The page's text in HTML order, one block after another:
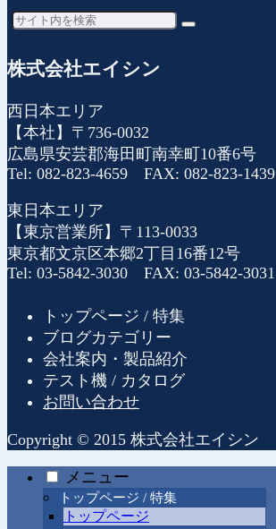
株式会社エイシン
西日本エリア
【本社】〒736-0032
広島県安芸郡海田町南幸町10番6号
Tel: 082-823-4659 FAX: 082-823-1439
東日本エリア
【東京営業所】〒113-0033
東京都文京区本郷2丁目16番12号
Tel: 03-5842-3030 FAX: 03-5842-3031
トップページ / 特集
ブログカテゴリー
会社案内・製品紹介
テスト機 / カタログ
お問い合わせ
Copyright © 2015 株式会社エイシン
メニュー
トップページ / 特集
トップページ